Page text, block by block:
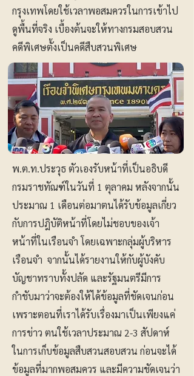
กรุงเทพโดยใช้เวลาพอสมควรในการเข้าไป
ดูพื้นที่จริง เบื้องต้นจะให้ทางกรมสอบสวน
คดีพิเศษตั้งเป็นคดีสืบสวนพิเศษ
พ.ต.ท.ประวุธ ตัวเองรับหน้าที่เป็นอธิบดี
กรมราชทัณฑ์ในวันที่ 1 ตุลาคม หลังจากนั้น
ประมาณ 1 เดือนต่อมาตนได้รับข้อมูลเกี่ยว
กับการปฎิบัติหน้าที่โดยไม่ชอบของเจ้า
หน้าที่ในเรือนจำ โดยเฉพาะกลุ่มผู้บริหาร
เรือนจำ จากนั้นได้รายงานให้กับผู้บังคับ
บัญชาทราบทั้งปลัด และรัฐมนตรีมีการ
กำชับมาว่าจะต้องให้ได้ข้อมูลที่ชัดเจนก่อน
เพราะตอนที่เราได้รับเรื่องมาเป็นเพียงแค่
การข่าว ตนใช้เวลาประมาณ 2-3 สัปดาห์
ในการเก็บข้อมูลสืบสวนสอบสวน ก่อนจะได้
ข้อมูลที่มากพอสมควร และมีความชัดเจนว่า